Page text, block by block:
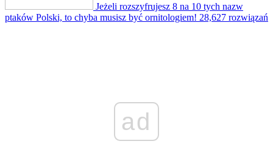
Jeżeli rozszyfrujesz 8 na 10 tych nazw
ptaków Polski, to chyba musisz być ornitologiem! 28,627 rozwiązań
ad